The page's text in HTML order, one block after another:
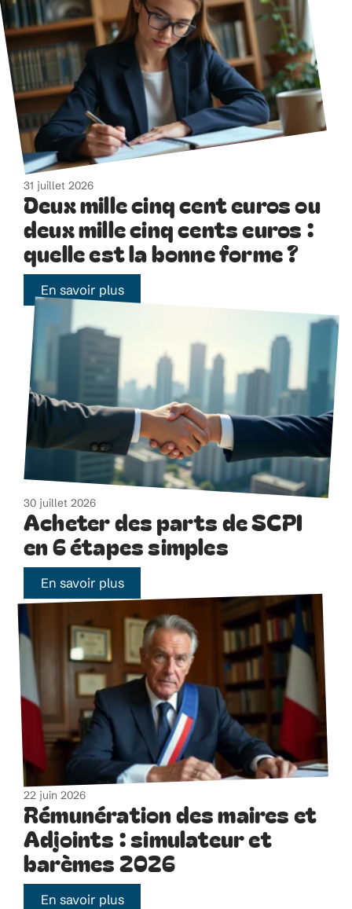
31 juillet 2026
Deux mille cinq cent euros ou
deux mille cinq cents euros :
quelle est la bonne forme ?
En savoir plus
30 juillet 2026
Acheter des parts de SCPI
en 6 étapes simples
En savoir plus
22 juin 2026
Rémunération des maires et
Adjoints : simulateur et
barèmes 2026
En savoir plus